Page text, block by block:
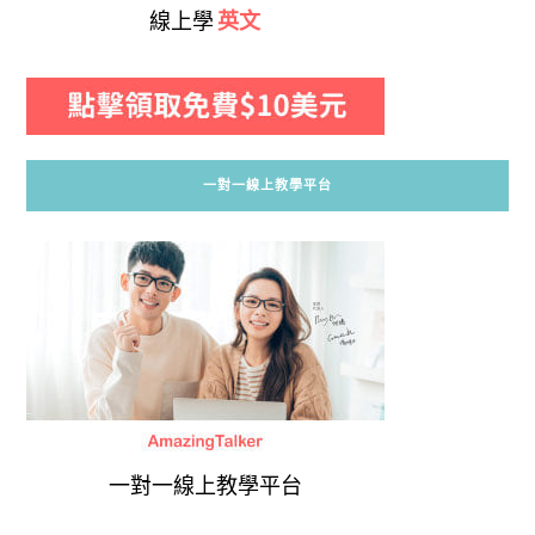
線上學 英文
一對一線上教學平台
一對一線上教學平台